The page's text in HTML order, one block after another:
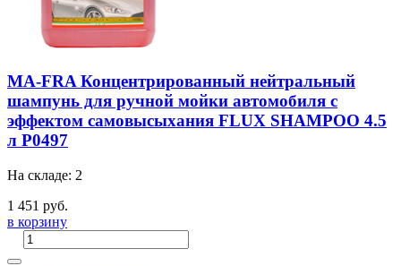
MA-FRA Концентрированный нейтральный
шампунь для ручной мойки автомобиля с
эффектом самовысыхания FLUX SHAMPOO 4.5
л P0497
На складе: 2
1 451 руб.
в корзину